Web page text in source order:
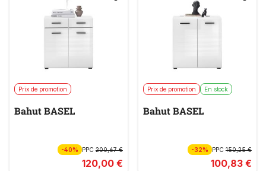
Prix de promotion
Bahut BASEL
-40% PPC 200,67 €
120,00 €
Prix de promotion En stock
Bahut BASEL
-32% PPC150,25 €
100,83 €